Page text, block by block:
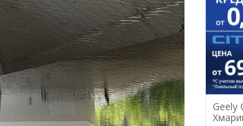
Geely